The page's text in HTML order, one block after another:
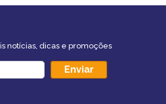
notícias, dicas e promoções